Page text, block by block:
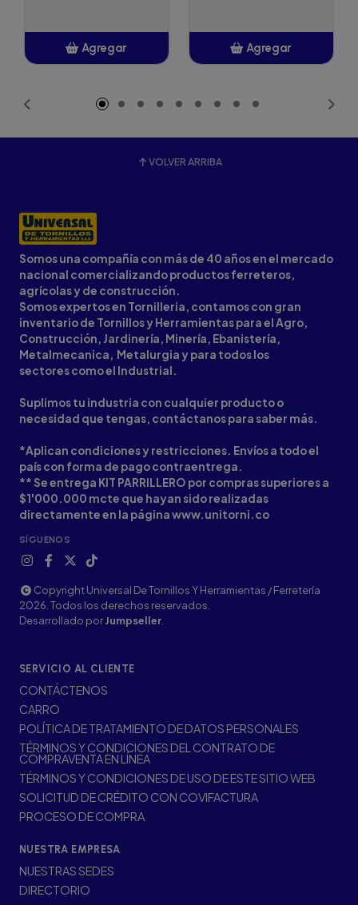
Agregar Agregar
VOLVER ARRIBA
Somos una compañía con más de 40 años en el mercado
nacional comercializando productos ferreteros,
agrícolas y de construcción.
Somos expertos en Tornilleria, contamos con gran
inventario de Tornillos y Herramientas para el Agro,
Construcción, Jardinería, Minería, Ebanistería,
Metalmecanica, Metalurgia y para todos los
sectores como el Industrial.
Suplimos tu industria con cualquier producto o
necesidad que tengas, contáctanos para saber más.
*Aplican condiciones y restricciones. Envíos a todo el
país con forma de pago contraentrega.
** Se entrega KIT PARRILLERO por compras superiores a
$1'000.000 mcte que hayan sido realizadas
directamente en la página www.unitorni.co
SÍGUENOS
Copyright Universal De Tornillos Y Herramientas / Ferretería
2026. Todos los derechos reservados.
Desarrollado porJumpseller
SERVICIO AL CLIENTE
CONTÁCTENOS
CARRO
POLÍTICA DE TRATAMIENTO DE DATOS PERSONALES
TÉRMINOS Y CONDICIONES DEL CONTRATO DE
COMPRAVENTA EN LÍNEA
TÉRMINOS Y CONDICIONES DE USO DE ESTE SITIO WEB
SOLICITUD DE CRÉDITO CON COVIFACTURA
PROCESO DE COMPRA
NUESTRA EMPRESA
NUESTRAS SEDES
DIRECTORIO